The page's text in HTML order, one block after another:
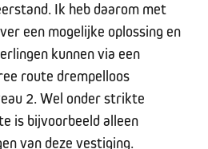
Ik heb daarom met
een mogelijke oplossing en
kunnen via een
route drempelloos
2. Wel onder strikte
is bijvoorbeeld alleen
van deze vestiging.